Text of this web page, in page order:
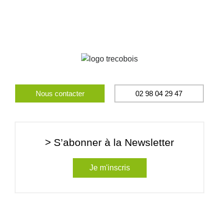
Nous contacter 02 98 04 29 47
> S’abonner à la Newsletter
Je m'inscris